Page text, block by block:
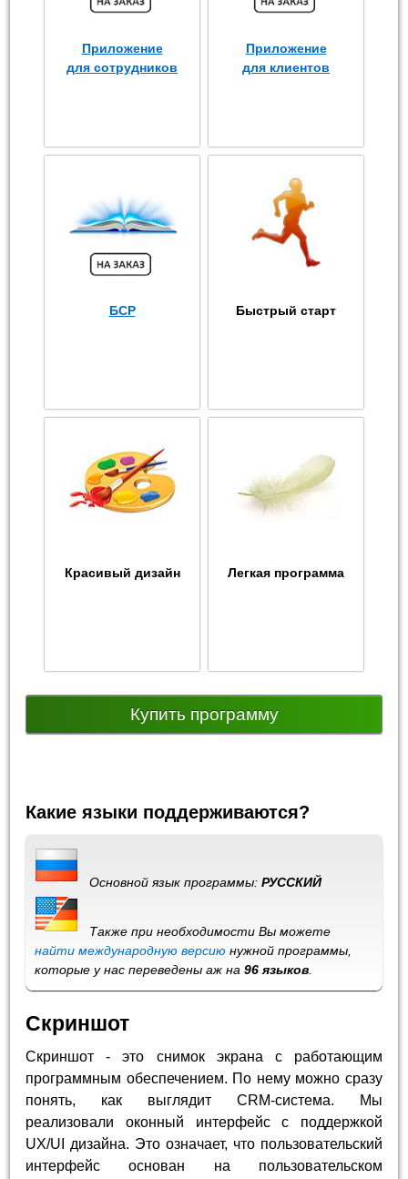
Приложение
для сотрудников
Приложение
для клиентов
БСР Быстрый старт
Красивый дизайн Легкая программа
Купить программу
Какие языки поддерживаются?
Основной язык программы:РУССКИЙ
Также при необходимости Вы можете
найти международную версию нужной программы,
которые у нас переведены аж на96 языков
Скриншот
Скриншот - это снимок экрана с работающим
программным обеспечением. По нему можно сразу
понять, как выглядит CRM-система. Мы
реализовали оконный интерфейс с поддержкой
UX/UI дизайна. Это означает, что пользовательский
интерфейс основан на пользовательском